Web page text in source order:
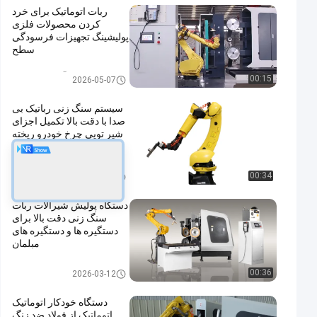
00:15
ربات اتوماتیک برای خرد
کردن محصولات فلزی
پولیشینگ تجهیزات فرسودگی
سطح
ماشین آسیاب و پولیش2026-05-07
00:34
سیستم سنگ زنی رباتیک بی
صدا با دقت بالا تکمیل اجزای
شیر توپی چرخ خودرو ریخته
گری
00:36
دستگاه پولیش شیرآلات ربات
سنگ زنی دقت بالا برای
دستگیره ها و دستگیره های
مبلمان
اجزای فلزی مبلمان2026-03-12
دستگاه خودکار اتوماتیک